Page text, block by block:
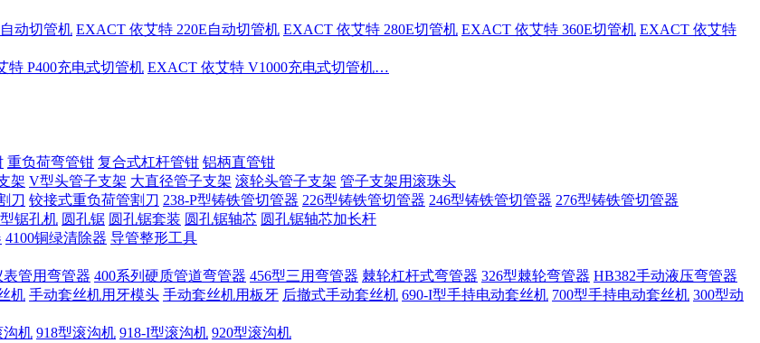
动切管机 EXACT 依艾特 220E自动切管机 EXACT 依艾特 280E切管机 EXACT 依艾特 360E切管机 EXACT 依艾特
特 P400充电式切管机 EXACT 依艾特 V1000充电式切管机…
重负荷弯管钳 复合式杠杆管钳 铝柄直管钳
架 V型头管子支架 大直径管子支架 滚轮头管子支架 管子支架用滚珠头
刀 铰接式重负荷管割刀 238-P型铸铁管切管器 226型铸铁管切管器 246型铸铁管切管器 276型铸铁管切管器
锯孔机 圆孔锯 圆孔锯套装 圆孔锯轴芯 圆孔锯轴芯加长杆
4100铜绿清除器 导管整形工具
表管用弯管器 400系列硬质管道弯管器 456型三用弯管器 棘轮杠杆式弯管器 326型棘轮弯管器 HB382手动液压弯管器
机 手动套丝机用牙模头 手动套丝机用板牙 后撤式手动套丝机 690-I型手持电动套丝机 700型手持电动套丝机 300型动
沟机 918型滚沟机 918-I型滚沟机 920型滚沟机